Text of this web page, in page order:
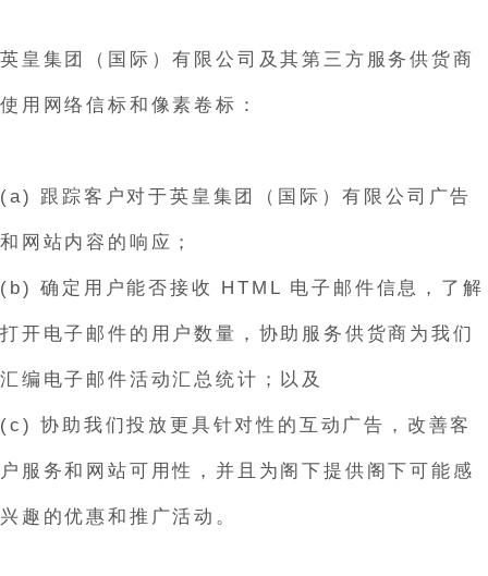
英皇集团（国际）有限公司及其第三方服务供货商
使用网络信标和像素卷标：
(a) 跟踪客户对于英皇集团（国际）有限公司广告
和网站内容的响应；
(b) 确定用户能否接收 HTML 电子邮件信息，了解
打开电子邮件的用户数量，协助服务供货商为我们
汇编电子邮件活动汇总统计；以及
(c) 协助我们投放更具针对性的互动广告，改善客
户服务和网站可用性，并且为阁下提供阁下可能感
兴趣的优惠和推广活动。